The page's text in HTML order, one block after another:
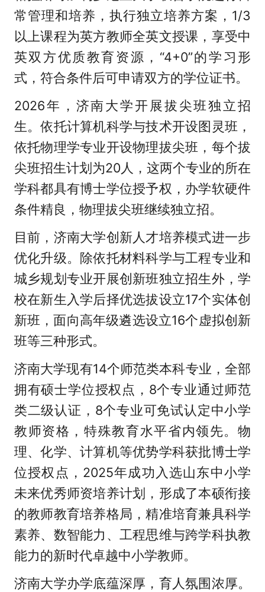
常管理和培养，执行独立培养方案，1/3
以上课程为英方教师全英文授课，享受中
英双方优质教育资源，“4+0”的学习形
式，符合条件后可申请双方的学位证书。
2026年，济南大学开展拔尖班独立招
生。依托计算机科学与技术开设图灵班，
依托物理学专业开设物理拔尖班，每个拔
尖班招生计划为20人，这两个专业的所在
学科都具有博士学位授予权，办学软硬件
条件精良，物理拔尖班继续独立招。
目前，济南大学创新人才培养模式进一步
优化升级。除依托材料科学与工程专业和
城乡规划专业开展创新班独立招生外，学
校在新生入学后择优选拔设立17个实体创
新班，面向高年级遴选设立16个虚拟创新
班等三种形式。
济南大学现有14个师范类本科专业，全部
拥有硕士学位授权点，8个专业通过师范
类二级认证，8个专业可免试认定中小学
教师资格，特殊教育水平省内领先。物
理、化学、计算机等优势学科获批博士学
位授权点，2025年成功入选山东中小学
未来优秀师资培养计划，形成了本硕衔接
的教师教育培养格局，精准培育兼具科学
素养、数智能力、工程思维与跨学科执教
能力的新时代卓越中小学教师。
济南大学办学底蕴深厚，育人氛围浓厚。